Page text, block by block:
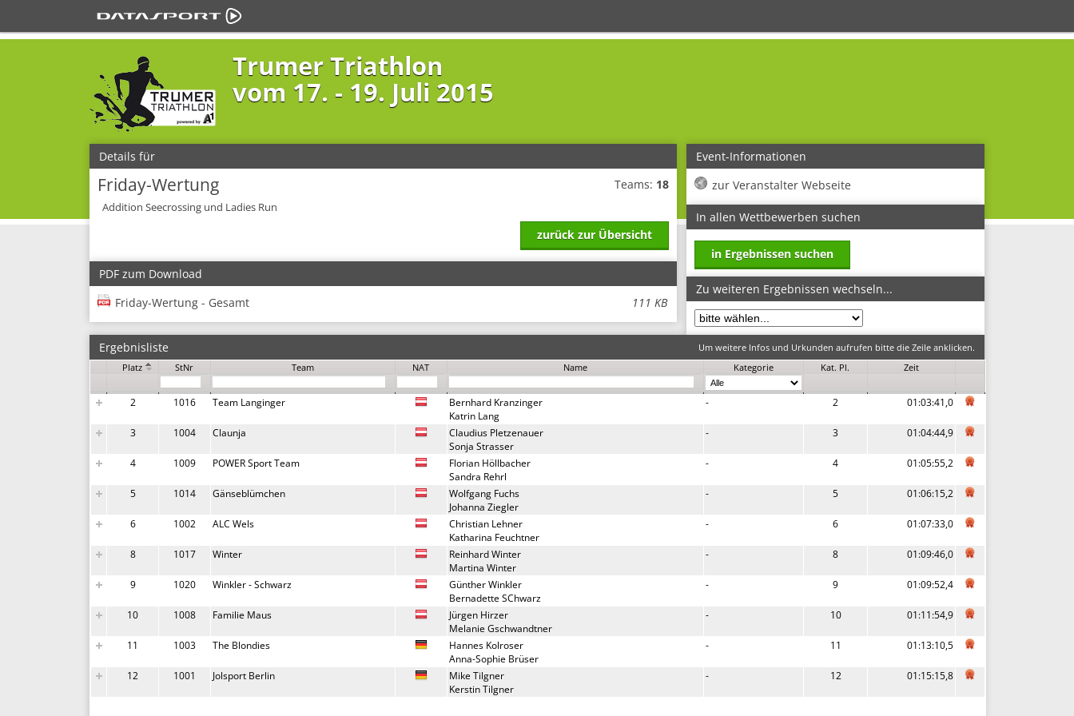
Trumer Triathlon
vom 17. - 19. Juli 2015
Details für
Friday-Wertung
Addition Seecrossing und Ladies Run
Teams: 18
zurück zur Übersicht
PDF zum Download
Friday-Wertung - Gesamt
111 KB
Event-Informationen
zur Veranstalter Webseite
In allen Wettbewerben suchen
in Ergebnissen suchen
Zu weiteren Ergebnissen wechseln...
Ergebnisliste
Um weitere Infos und Urkunden aufrufen bitte die Zeile anklicken.
Platz
StNr Team NAT Name Kategorie Kat. Pl. Zeit
2 1016 Team Langinger
Bernhard Kranzinger
Katrin Lang
- 2 01:03:41,0
3 1004 Claunja
Claudius Pletzenauer
Sonja Strasser
- 3 01:04:44,9
4 1009 POWER Sport Team
Florian Höllbacher
Sandra Rehrl
- 4 01:05:55,2
5 1014 Gänseblümchen
Wolfgang Fuchs
Johanna Ziegler
- 5 01:06:15,2
6 1002 ALC Wels
Christian Lehner
Katharina Feuchtner
- 6 01:07:33,0
8 1017 Winter
Reinhard Winter
Martina Winter
- 8 01:09:46,0
9 1020 Winkler - Schwarz
Günther Winkler
Bernadette SChwarz
- 9 01:09:52,4
10 1008 Familie Maus
Jürgen Hirzer
Melanie Gschwandtner
- 10 01:11:54,9
11 1003 The Blondies
Hannes Kolroser
Anna-Sophie Brüser
- 11 01:13:10,5
12 1001 Jolsport Berlin
Mike Tilgner
Kerstin Tilgner
- 12 01:15:15,8